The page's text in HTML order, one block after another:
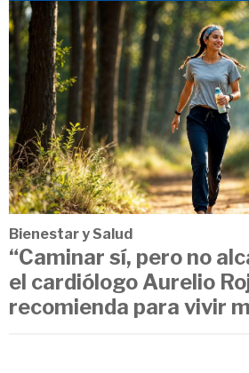
Bienestar y Salud
“Caminar sí, pero no
el cardiólogo Aurelio
recomienda para vivir